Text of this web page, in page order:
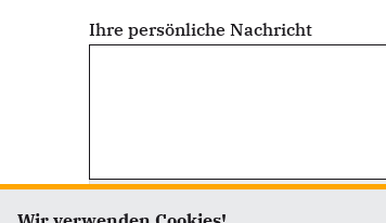
Ihre persönliche Nachricht